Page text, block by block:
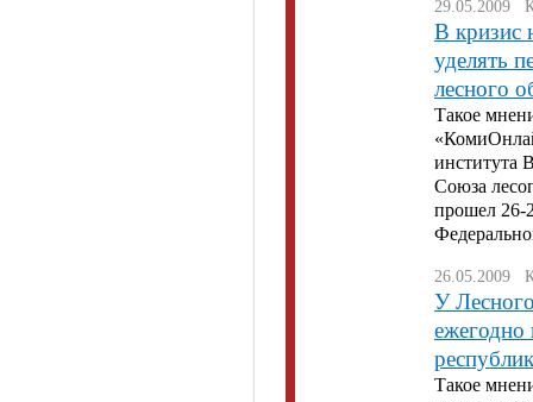
29.05.2009
В кризис
уделять
лесного
Такое
института
Союза
прошел 26-
26.05.2009
У
ежегодно
Такое